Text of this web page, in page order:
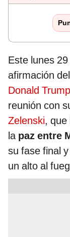
Este lunes
afirmación
Donald Trump
reunión con
Zelenski, que
lapaz entre
su fase final
un alto al